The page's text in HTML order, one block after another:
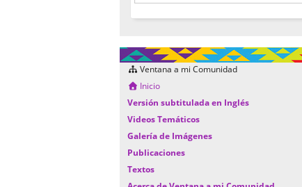
Ventana a mi Comunidad
Inicio
Versión subtitulada en Inglés
Videos Temáticos
Galería de Imágenes
Publicaciones
Textos